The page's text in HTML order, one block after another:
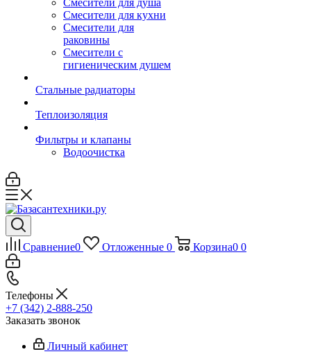
Смесители для душа
Смесители для кухни
Смесители для
раковины
Смесители с
гигиеническим душем
Стальные радиаторы
Теплоизоляция
Фильтры и клапаны
Водоочистка
Сравнение0 Отложенные 0 Корзина0 0
Телефоны
+7 (342) 2-888-250
Заказать звонок
Личный кабинет